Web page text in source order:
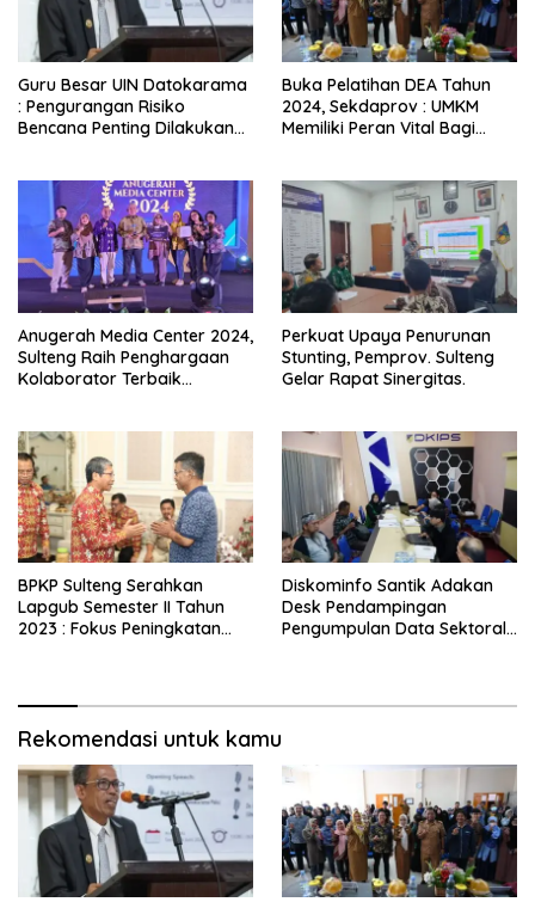
Guru Besar UIN Datokarama
: Pengurangan Risiko
Bencana Penting Dilakukan
Buka Pelatihan DEA Tahun
2024, Sekdaprov : UMKM
Memiliki Peran Vital Bagi
Anugerah Media Center 2024,
Sulteng Raih Penghargaan
Kolaborator Terbaik
Perkuat Upaya Penurunan
Stunting, Pemprov. Sulteng
Gelar Rapat Sinergitas.
BPKP Sulteng Serahkan
Lapgub Semester II Tahun
2023 : Fokus Peningkatan
Diskominfo Santik Adakan
Desk Pendampingan
Pengumpulan Data Sektoral
Rekomendasi untuk kamu